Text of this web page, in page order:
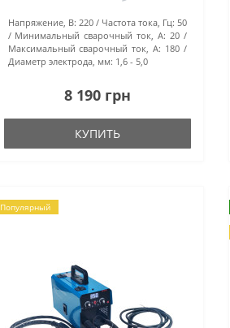
Напряжение, В: 220 Частота тока, Гц: 50
Минимальный сварочный ток, А: 20
Максимальный сварочный ток, А: 180
Диаметр электрода, мм: 1,6 - 5,0
8 190 грн
КУПИТЬ
Популярный